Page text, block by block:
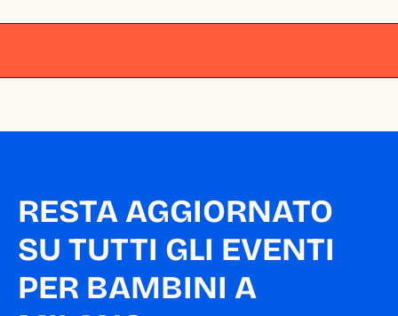
RESTA AGGIORNATO
SU TUTTI GLI EVENTI
PER BAMBINI A